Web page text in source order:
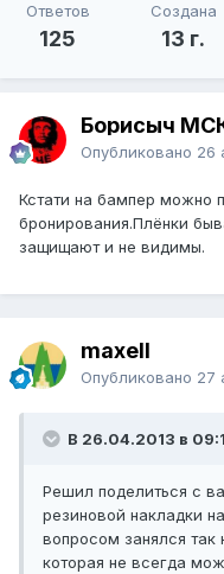
Ответов
125
Создана
13 г.
Борисыч
Опубликовано 26
Кстати на бампер можно
бронирования.Плёнки
защищают и не видимы.
maxell
Опубликовано 27
В 26.04.2013 в
Решил поделиться с
резиновой накладки
вопросом занялся
которая не всегда